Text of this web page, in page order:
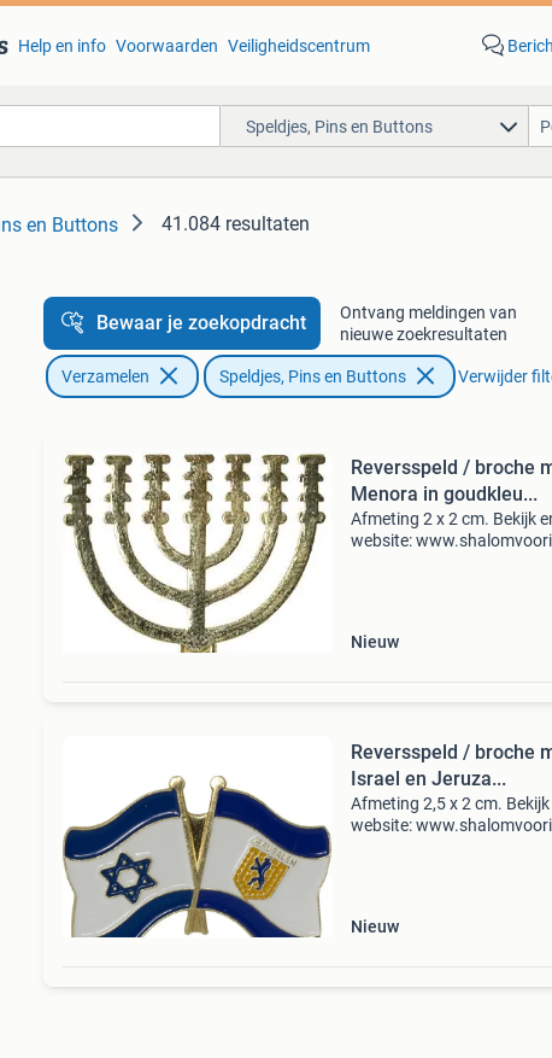
Help en info Voorwaarden Veiligheidscentrum
Speldjes, Pins en Buttons
en Buttons 41.084 resultaten
Bewaar je zoekopdracht
Ontvang meldingen van
nieuwe zoekresultaten
Verzamelen Speldjes, Pins en Buttons Verwijder
Reversspeld / broche
Menora in goudkleu...
Afmeting 2 x 2 cm. Bekijk
website:
Nieuw
Reversspeld / broche
Israel en Jeruza...
Afmeting 2,5 x 2 cm.
website:
Nieuw